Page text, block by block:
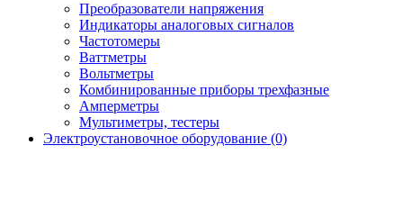
Преобразователи напряжения
Индикаторы аналоговых сигналов
Частотомеры
Ваттметры
Вольтметры
Комбинированные приборы трехфазные
Амперметры
Мультиметры, тестеры
Электроустановочное оборудование (0)